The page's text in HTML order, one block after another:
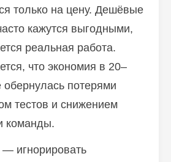
только на цену. Дешёвые
кажутся выгодными,
реальная работа.
что экономия в 20–
потерями
тестов и снижением
команды.
игнорировать